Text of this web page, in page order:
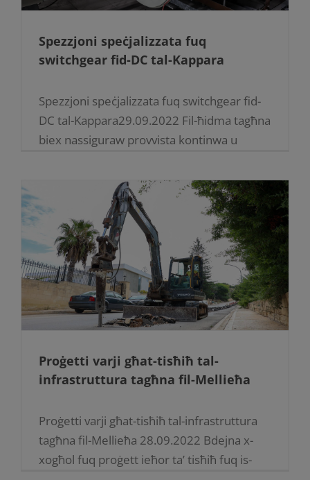
Spezzjoni speċjalizzata fuq
switchgear fid-DC tal-Kappara
Spezzjoni speċjalizzata fuq switchgear fid-
DC tal-Kappara29.09.2022 Fil-ħidma tagħna
biex nassiguraw provvista kontinwa u
manutenzjoni jibqgħu għaddejjin sebat
ijiem fil-ġimgħa s-sena kollha. ​​​​​​​Inġiniera
tagħna flimkien ma esperti ta’ [...]
Proġetti varji għat-tisħiħ tal-
infrastruttura tagħna fil-Mellieħa
Proġetti varji għat-tisħiħ tal-infrastruttura
tagħna fil-Mellieħa 28.09.2022 Bdejna x-
xogħol fuq proġett ieħor ta’ tisħiħ fuq is-